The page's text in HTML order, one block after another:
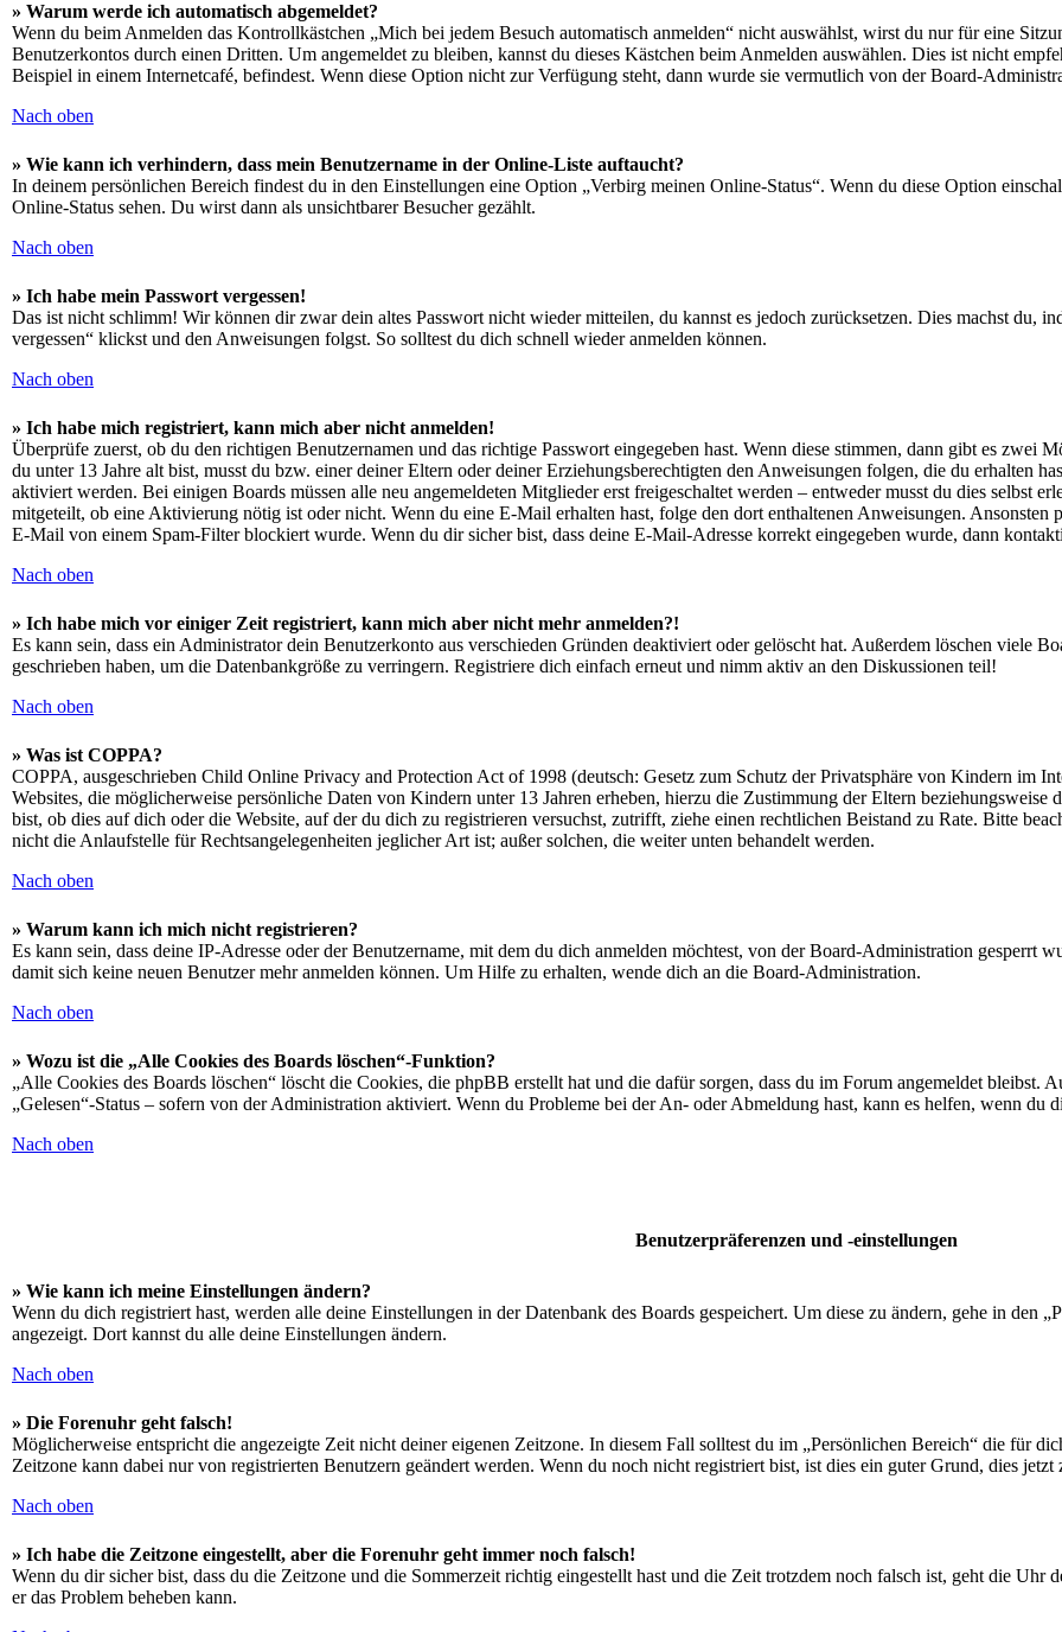
» Warum werde ich automatisch abgemeldet?
Wenn du beim Anmelden das Kontrollkästchen „Mich bei jedem Besuch automatisch anmelden“ nicht auswählst, wirst du nur für eine
Benutzerkontos durch einen Dritten. Um angemeldet zu bleiben, kannst du dieses Kästchen beim Anmelden auswählen. Dies ist nicht
Beispiel in einem Internetcafé, befindest. Wenn diese Option nicht zur Verfügung steht, dann wurde sie vermutlich von der Board-
Nach oben
» Wie kann ich verhindern, dass mein Benutzername in der Online-Liste auftaucht?
In deinem persönlichen Bereich findest du in den Einstellungen eine Option „Verbirg meinen Online-Status“. Wenn du diese Option
Online-Status sehen. Du wirst dann als unsichtbarer Besucher gezählt.
Nach oben
» Ich habe mein Passwort vergessen!
Das ist nicht schlimm! Wir können dir zwar dein altes Passwort nicht wieder mitteilen, du kannst es jedoch zurücksetzen. Dies machst du,
vergessen“ klickst und den Anweisungen folgst. So solltest du dich schnell wieder anmelden können.
Nach oben
» Ich habe mich registriert, kann mich aber nicht anmelden!
Überprüfe zuerst, ob du den richtigen Benutzernamen und das richtige Passwort eingegeben hast. Wenn diese stimmen, dann gibt es zwei
du unter 13 Jahre alt bist, musst du bzw. einer deiner Eltern oder deiner Erziehungsberechtigten den Anweisungen folgen, die du erhalten
aktiviert werden. Bei einigen Boards müssen alle neu angemeldeten Mitglieder erst freigeschaltet werden – entweder musst du dies selbst
mitgeteilt, ob eine Aktivierung nötig ist oder nicht. Wenn du eine E-Mail erhalten hast, folge den dort enthaltenen Anweisungen.
E-Mail von einem Spam-Filter blockiert wurde. Wenn du dir sicher bist, dass deine E-Mail-Adresse korrekt eingegeben wurde, dann
Nach oben
» Ich habe mich vor einiger Zeit registriert, kann mich aber nicht mehr anmelden?!
Es kann sein, dass ein Administrator dein Benutzerkonto aus verschieden Gründen deaktiviert oder gelöscht hat. Außerdem löschen viele
geschrieben haben, um die Datenbankgröße zu verringern. Registriere dich einfach erneut und nimm aktiv an den Diskussionen teil!
Nach oben
» Was ist COPPA?
COPPA, ausgeschrieben Child Online Privacy and Protection Act of 1998 (deutsch: Gesetz zum Schutz der Privatsphäre von Kindern im
Websites, die möglicherweise persönliche Daten von Kindern unter 13 Jahren erheben, hierzu die Zustimmung der Eltern beziehungsweise
bist, ob dies auf dich oder die Website, auf der du dich zu registrieren versuchst, zutrifft, ziehe einen rechtlichen Beistand zu Rate. Bitte
nicht die Anlaufstelle für Rechtsangelegenheiten jeglicher Art ist; außer solchen, die weiter unten behandelt werden.
Nach oben
» Warum kann ich mich nicht registrieren?
Es kann sein, dass deine IP-Adresse oder der Benutzername, mit dem du dich anmelden möchtest, von der Board-Administration gesperrt
damit sich keine neuen Benutzer mehr anmelden können. Um Hilfe zu erhalten, wende dich an die Board-Administration.
Nach oben
» Wozu ist die „Alle Cookies des Boards löschen“-Funktion?
„Alle Cookies des Boards löschen“ löscht die Cookies, die phpBB erstellt hat und die dafür sorgen, dass du im Forum angemeldet bleibst.
„Gelesen“-Status – sofern von der Administration aktiviert. Wenn du Probleme bei der An- oder Abmeldung hast, kann es helfen, wenn du
Nach oben
Benutzerpräferenzen und -einstellungen
» Wie kann ich meine Einstellungen ändern?
Wenn du dich registriert hast, werden alle deine Einstellungen in der Datenbank des Boards gespeichert. Um diese zu ändern, gehe in den
angezeigt. Dort kannst du alle deine Einstellungen ändern.
Nach oben
» Die Forenuhr geht falsch!
Möglicherweise entspricht die angezeigte Zeit nicht deiner eigenen Zeitzone. In diesem Fall solltest du im „Persönlichen Bereich“ die für
Zeitzone kann dabei nur von registrierten Benutzern geändert werden. Wenn du noch nicht registriert bist, ist dies ein guter Grund, dies jetzt
Nach oben
» Ich habe die Zeitzone eingestellt, aber die Forenuhr geht immer noch falsch!
Wenn du dir sicher bist, dass du die Zeitzone und die Sommerzeit richtig eingestellt hast und die Zeit trotzdem noch falsch ist, geht die
er das Problem beheben kann.